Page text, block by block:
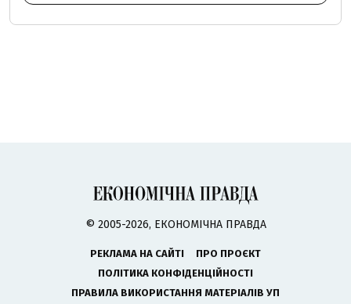
© 2005-2026, ЕКОНОМІЧНА ПРАВДА
РЕКЛАМА НА САЙТІ
ПРО ПРОЄКТ
ПОЛІТИКА КОНФІДЕНЦІЙНОСТІ
ПРАВИЛА ВИКОРИСТАННЯ МАТЕРІАЛІВ УП